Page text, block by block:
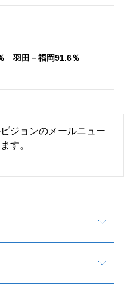
羽田－福岡91.6％
ジョンのメールニュー
す。